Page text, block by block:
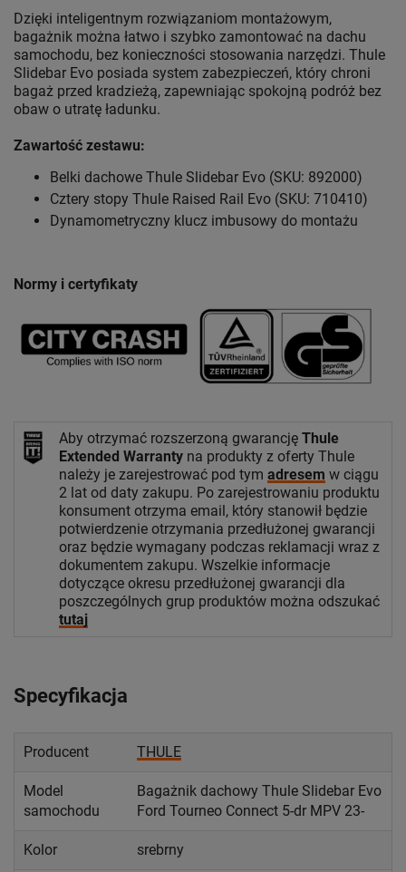
Dzięki inteligentnym rozwiązaniom montażowym,
bagażnik można łatwo i szybko zamontować na dachu
samochodu, bez konieczności stosowania narzędzi. Thule
Slidebar Evo posiada system zabezpieczeń, który chroni
bagaż przed kradzieżą, zapewniając spokojną podróż bez
obaw o utratę ładunku.
Zawartość zestawu:
Belki dachowe Thule Slidebar Evo (SKU: 892000)
Cztery stopy Thule Raised Rail Evo (SKU: 710410)
Dynamometryczny klucz imbusowy do montażu
Normy i certyfikaty
Aby otrzymać rozszerzoną gwarancję Thule
Extended Warranty na produkty z oferty Thule
należy je zarejestrować pod tym adresem w ciągu
2 lat od daty zakupu. Po zarejestrowaniu produktu
konsument otrzyma email, który stanowił będzie
potwierdzenie otrzymania przedłużonej gwarancji
oraz będzie wymagany podczas reklamacji wraz z
dokumentem zakupu. Wszelkie informacje
dotyczące okresu przedłużonej gwarancji dla
poszczególnych grup produktów można odszukać
tutaj
Specyfikacja
Producent THULE
Model
samochodu
Bagażnik dachowy Thule Slidebar Evo
Ford Tourneo Connect 5-dr MPV 23-
Kolor srebrny